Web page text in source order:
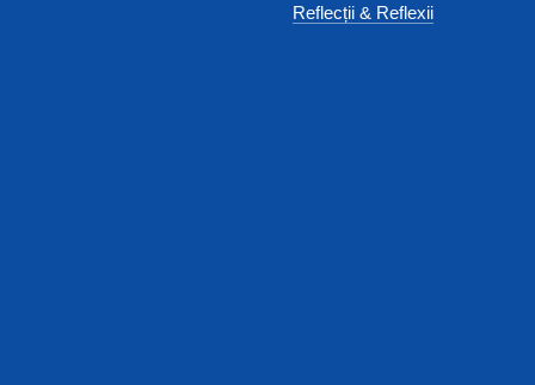
Reflecții & Reflexii